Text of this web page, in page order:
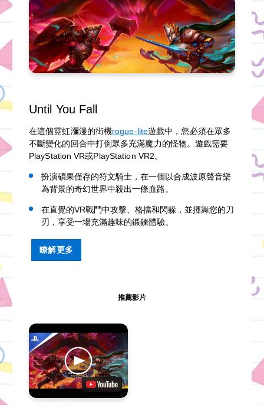
Until You Fall
在這個霓虹瀰漫的街機rogue-lite遊戲中，您必須在眾多
不斷變化的回合中打倒眾多充滿魔力的怪物。遊戲需要
PlayStation VR或PlayStation VR2。
扮演碩果僅存的符文騎士，在一個以合成波原聲音樂
為背景的奇幻世界中殺出一條血路。
在直覺的VR戰鬥中攻擊、格擋和閃躲，並揮舞您的刀
刃，享受一場充滿趣味的鍛鍊體驗。
瞭解更多
推薦影片